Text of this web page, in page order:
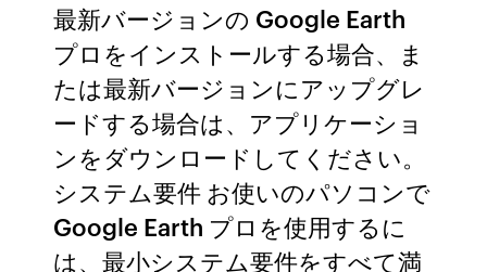
最新バージョンの Google Earth
プロをインストールする場合、ま
たは最新バージョンにアップグレ
ードする場合は、アプリケーショ
ンをダウンロードしてください。
システム要件 お使いのパソコンで
Google Earth プロを使用するに
は、最小システム要件をすべて満